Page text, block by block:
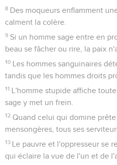
8 Des moqueurs enflamment
calment la colère.
9 Si un homme sage entre en
beau se fâcher ou rire, la paix
10 Les hommes sanguinaires
tandis que les hommes droits
11 L'homme stupide affiche
sage y met un frein.
12 Quand celui qui domine
mensongères, tous ses
13 Le pauvre et l'oppresseur se
qui éclaire la vue de l'un et de